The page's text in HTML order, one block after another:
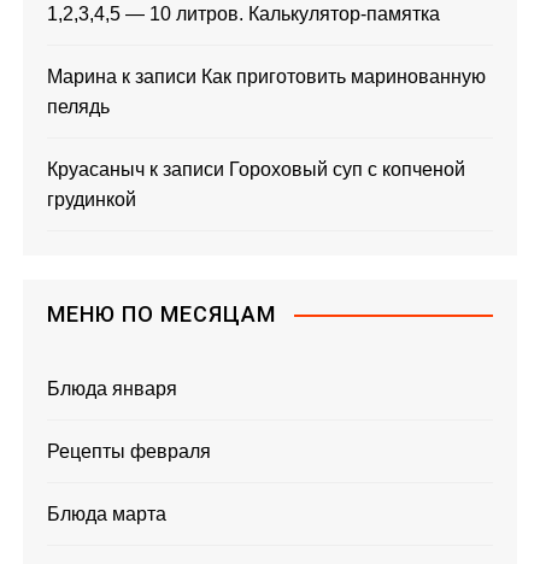
1,2,3,4,5 — 10 литров. Калькулятор-памятка
Марина к записи Как приготовить маринованную
пелядь
Круасаныч к записи Гороховый суп с копченой
грудинкой
МЕНЮ ПО МЕСЯЦАМ
Блюда января
Рецепты февраля
Блюда марта